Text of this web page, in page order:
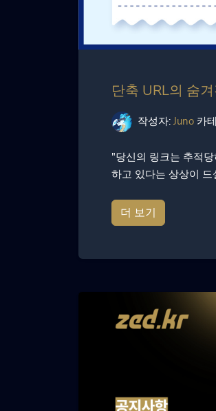
단축 URL의 숨
작성자: Juno 카
"당신의 링크는 추적
하고 있다는 상상이
더 보기